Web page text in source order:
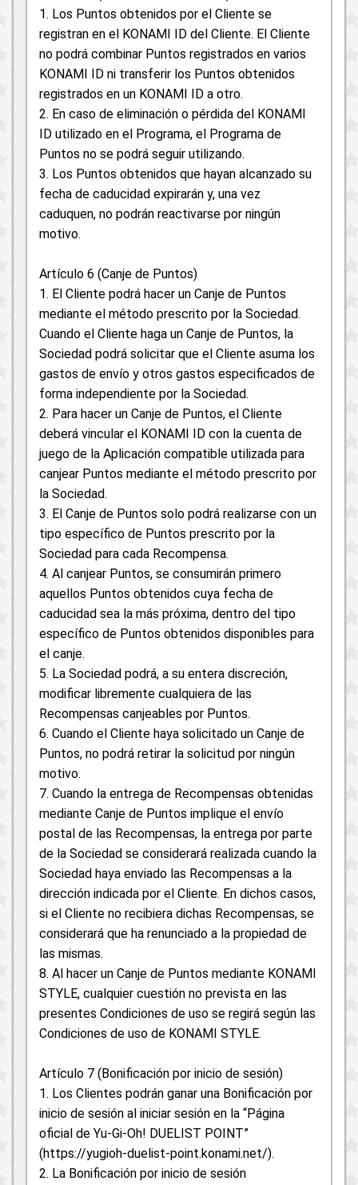
1. Los Puntos obtenidos por el Cliente se
registran en el KONAMI ID del Cliente. El Cliente
no podrá combinar Puntos registrados en varios
KONAMI ID ni transferir los Puntos obtenidos
registrados en un KONAMI ID a otro.
2. En caso de eliminación o pérdida del KONAMI
ID utilizado en el Programa, el Programa de
Puntos no se podrá seguir utilizando.
3. Los Puntos obtenidos que hayan alcanzado su
fecha de caducidad expirarán y, una vez
caduquen, no podrán reactivarse por ningún
motivo.
Artículo 6 (Canje de Puntos)
1. El Cliente podrá hacer un Canje de Puntos
mediante el método prescrito por la Sociedad.
Cuando el Cliente haga un Canje de Puntos, la
Sociedad podrá solicitar que el Cliente asuma los
gastos de envío y otros gastos especificados de
forma independiente por la Sociedad.
2. Para hacer un Canje de Puntos, el Cliente
deberá vincular el KONAMI ID con la cuenta de
juego de la Aplicación compatible utilizada para
canjear Puntos mediante el método prescrito por
la Sociedad.
3. El Canje de Puntos solo podrá realizarse con un
tipo específico de Puntos prescrito por la
Sociedad para cada Recompensa.
4. Al canjear Puntos, se consumirán primero
aquellos Puntos obtenidos cuya fecha de
caducidad sea la más próxima, dentro del tipo
específico de Puntos obtenidos disponibles para
el canje.
5. La Sociedad podrá, a su entera discreción,
modificar libremente cualquiera de las
Recompensas canjeables por Puntos.
6. Cuando el Cliente haya solicitado un Canje de
Puntos, no podrá retirar la solicitud por ningún
motivo.
7. Cuando la entrega de Recompensas obtenidas
mediante Canje de Puntos implique el envío
postal de las Recompensas, la entrega por parte
de la Sociedad se considerará realizada cuando la
Sociedad haya enviado las Recompensas a la
dirección indicada por el Cliente. En dichos casos,
si el Cliente no recibiera dichas Recompensas, se
considerará que ha renunciado a la propiedad de
las mismas.
8. Al hacer un Canje de Puntos mediante KONAMI
STYLE, cualquier cuestión no prevista en las
presentes Condiciones de uso se regirá según las
Condiciones de uso de KONAMI STYLE.
Artículo 7 (Bonificación por inicio de sesión)
1. Los Clientes podrán ganar una Bonificación por
inicio de sesión al iniciar sesión en la “Página
oficial de Yu-Gi-Oh! DUELIST POINT”
(https://yugioh-duelist-point.konami.net/).
2. La Bonificación por inicio de sesión